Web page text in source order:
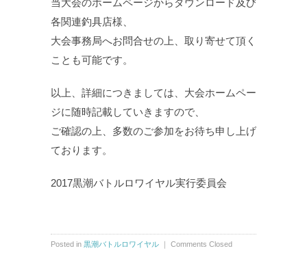
当大会のホームページからダウンロード及び
各関連釣具店様、
大会事務局へお問合せの上、取り寄せて頂く
ことも可能です。
以上、詳細につきましては、大会ホームペー
ジに随時記載していきますので、
ご確認の上、多数のご参加をお待ち申し上げ
ております。
2017黒潮バトルロワイヤル実行委員会
Posted in 黒潮バトルロワイヤル ｜ Comments Closed